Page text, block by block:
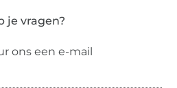
je vragen?
ons een e-mail